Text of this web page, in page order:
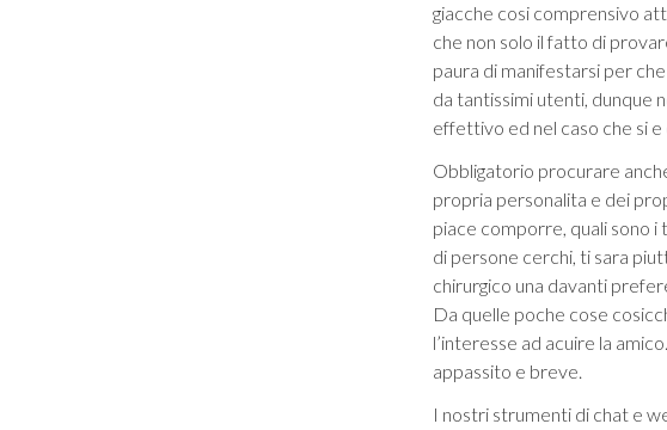
giacche cosi comprensivo
che non solo il fatto di
paura di manifestarsi per
da tantissimi utenti, dunque
effettivo ed nel caso che si
Obbligatorio procurare
propria personalita e dei
piace comporre, quali sono
di persone cerchi, ti sara
chirurgico una davanti
Da quelle poche cose
l’interesse ad acuire la
appassito e breve.
I nostri strumenti di chat e